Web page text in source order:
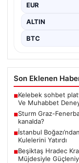
EUR
ALTIN
BTC
Son Eklenen
■Kelebek sohbet
Ve Muhabbet
■Sturm Graz-
kanalda?
■İstanbul
Kulelerini Yatırdı
■Beşiktaş Hradec
Müjdesiyle